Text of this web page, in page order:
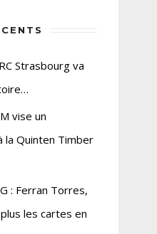
Strasbourg va
vise un
la Quinten Timber
: Ferran Torres,
plus les cartes en